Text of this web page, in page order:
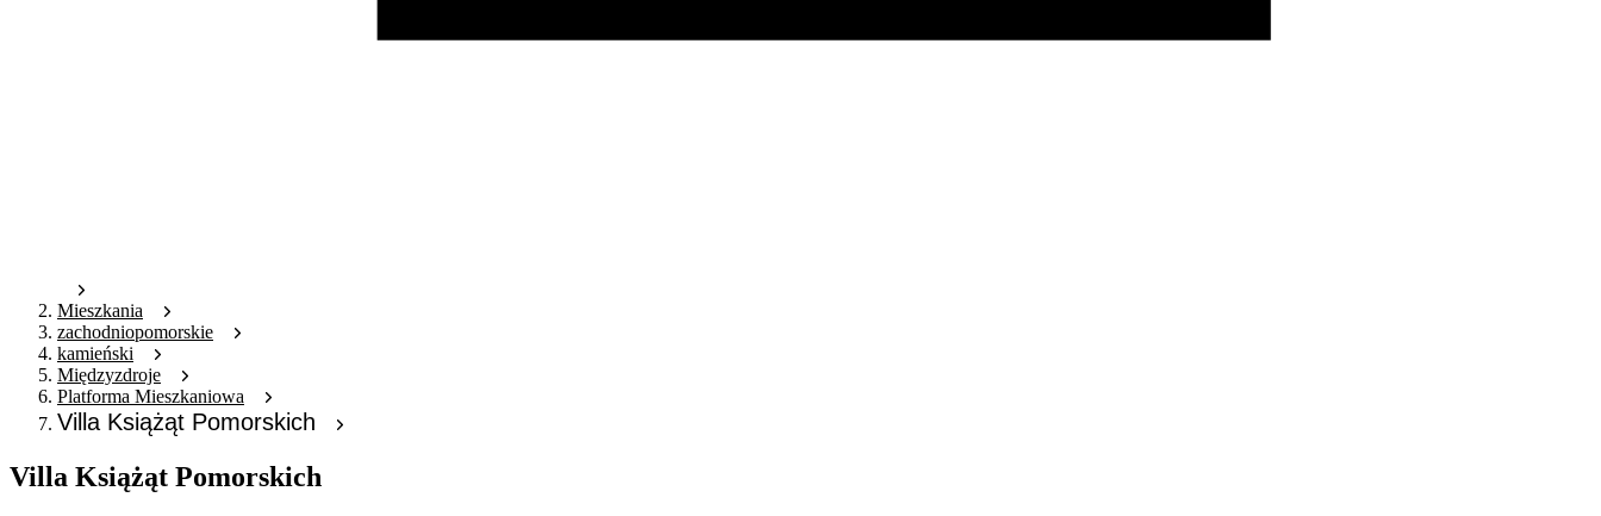
Mieszkania
zachodniopomorskie
kamieński
Międzyzdroje
Platforma Mieszkaniowa
Villa Książąt Pomorskich
Villa Książąt Pomorskich